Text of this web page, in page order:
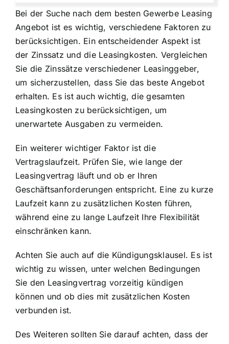
Bei der Suche nach dem besten Gewerbe Leasing
Angebot ist es wichtig, verschiedene Faktoren zu
berücksichtigen. Ein entscheidender Aspekt ist
der Zinssatz und die Leasingkosten. Vergleichen
Sie die Zinssätze verschiedener Leasinggeber,
um sicherzustellen, dass Sie das beste Angebot
erhalten. Es ist auch wichtig, die gesamten
Leasingkosten zu berücksichtigen, um
unerwartete Ausgaben zu vermeiden.
Ein weiterer wichtiger Faktor ist die
Vertragslaufzeit. Prüfen Sie, wie lange der
Leasingvertrag läuft und ob er Ihren
Geschäftsanforderungen entspricht. Eine zu kurze
Laufzeit kann zu zusätzlichen Kosten führen,
während eine zu lange Laufzeit Ihre Flexibilität
einschränken kann.
Achten Sie auch auf die Kündigungsklausel. Es ist
wichtig zu wissen, unter welchen Bedingungen
Sie den Leasingvertrag vorzeitig kündigen
können und ob dies mit zusätzlichen Kosten
verbunden ist.
Des Weiteren sollten Sie darauf achten, dass der